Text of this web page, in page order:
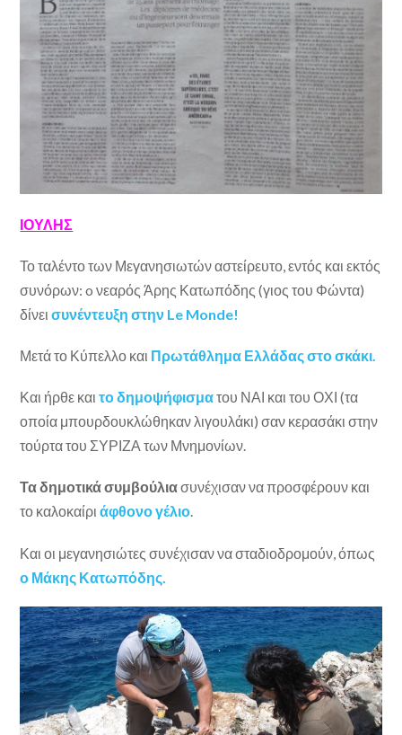
ΙΟΥΛΗΣ
Το ταλέντο των Μεγανησιωτών αστείρευτο, εντός και εκτός
συνόρων: o νεαρός Άρης Κατωπόδης (γιος του Φώντα)
δίνεισυνέντευξη στην Le Monde!
Μετά το Κύπελλο και Πρωτάθλημα Ελλάδας στο σκάκι.
Και ήρθε καιτο δημοψήφισματου ΝΑΙ και του ΟΧΙ (τα
οποία μπουρδουκλώθηκαν λιγουλάκι) σαν κερασάκι στην
τούρτα του ΣΥΡΙΖΑ των Μνημονίων.
Τα δημοτικά συμβούλιασυνέχισαν να προσφέρουν και
το καλοκαίριάφθονο γέλιο.
Και οι μεγανησιώτες συνέχισαν να σταδιοδρομούν, όπως
ο Μάκης Κατωπόδης.